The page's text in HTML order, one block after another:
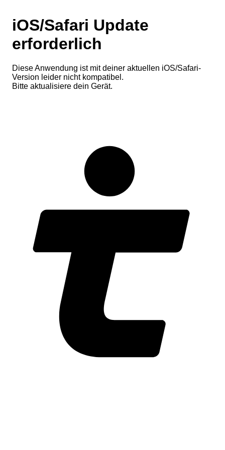
iOS/Safari Update
erforderlich
Diese Anwendung ist mit deiner aktuellen iOS/Safari-
Version leider nicht kompatibel.
Bitte aktualisiere dein Gerät.